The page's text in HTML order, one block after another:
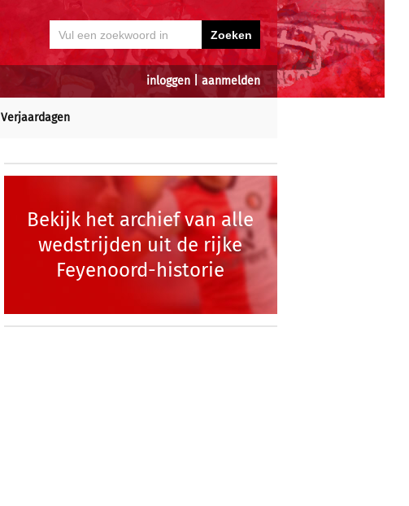
inloggen aanmelden
Verjaardagen
Bekijk het archief van alle
wedstrijden uit de rijke
Feyenoord-historie